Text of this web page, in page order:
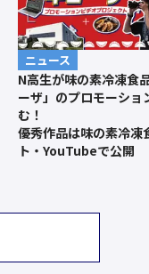
ニュース
N高生が味の素冷凍食
ーザ」のプロモーショ
む！
優秀作品は味の素冷凍
ト・YouTubeで公開